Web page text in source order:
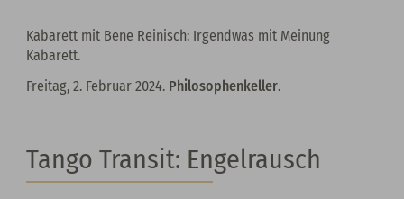
Kabarett mit Bene Reinisch: Irgendwas mit Meinung
Kabarett.
Freitag, 2. Februar 2024. Philosophenkeller.
Tango Transit: Engelrausch